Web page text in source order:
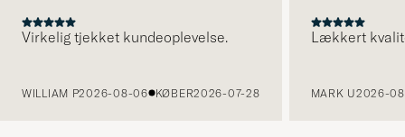
Virkelig tjekket kundeoplevelse.
WILLIAM P2026-08-06 KØBER2026-07-28
Lækkert
MARK U2026-